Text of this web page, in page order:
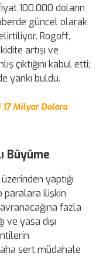
100.000 doların
güncel olarak
Rogoff,
artışı ve
çıktığını kabul etti;
yankı buldu.
Milyar Dolara
Büyüme
yaptığı
paralara ilişkin
fazla
ve yasa dışı
sert müdahale